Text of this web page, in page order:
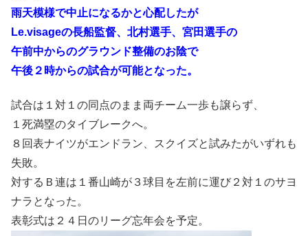
雨天模様で中止になるかと心配したが
Le.visageの長船監督、北村選手、宮田選手の
午前中からのグラウンド整備のお陰で
午後２時からの試合が可能となった。
試合は１対１の同点のまま両チーム一歩も譲らず、
１死満塁のタイブレークへ。
８回表ナイツがエンドラン、スクイズと試みたがいずれも
失敗。
対するＢ連は１番山崎が３球目を左前に運び２対１のサヨ
ナラとなった。
表彰式は２４日のリーグ忘年会を予定。